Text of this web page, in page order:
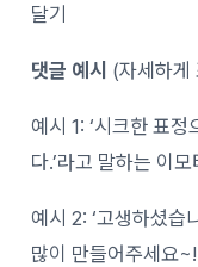
달기
댓글 예시 (자세하게
예시 1: ‘시크한 표
다.’라고 말하는 이
예시 2: ‘고생하셨습
많이 만들어주세요